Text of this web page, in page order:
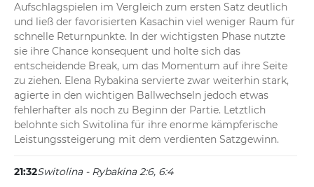
Aufschlagspielen im Vergleich zum ersten Satz deutlich
und ließ der favorisierten Kasachin viel weniger Raum für
schnelle Returnpunkte. In der wichtigsten Phase nutzte
sie ihre Chance konsequent und holte sich das
entscheidende Break, um das Momentum auf ihre Seite
zu ziehen. Elena Rybakina servierte zwar weiterhin stark,
agierte in den wichtigen Ballwechseln jedoch etwas
fehlerhafter als noch zu Beginn der Partie. Letztlich
belohnte sich Switolina für ihre enorme kämpferische
Leistungssteigerung mit dem verdienten Satzgewinn.
21:32Switolina - Rybakina 2:6, 6:4